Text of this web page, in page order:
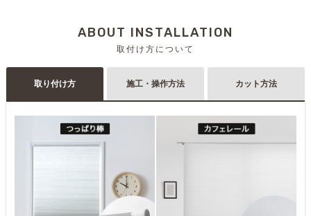
ABOUT INSTALLATION
取付け方について
取り付け方 施工・操作方法 カット方法